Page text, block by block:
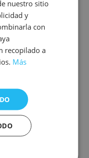
DE
nuestro sitio
y
con
recopilado a
Más